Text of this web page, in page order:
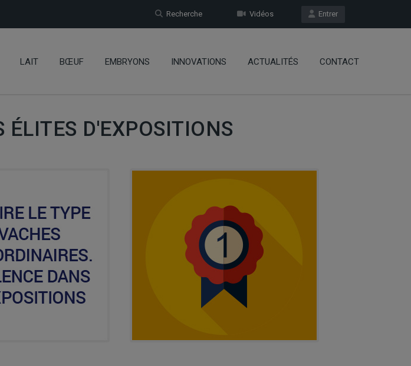
Entrer
Vidéos
Recherche
LAIT BŒUF EMBRYONS INNOVATIONS ACTUALITÉS CONTACT
ÉLITES D'EXPOSITIONS